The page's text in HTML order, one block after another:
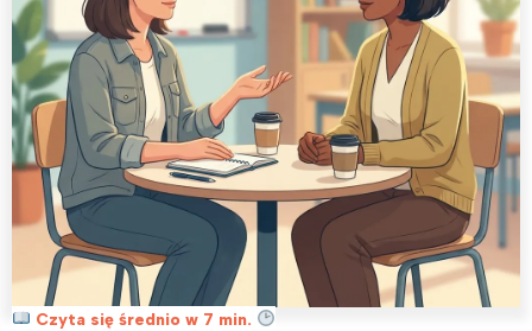
Czyta się średnio w 7 min.